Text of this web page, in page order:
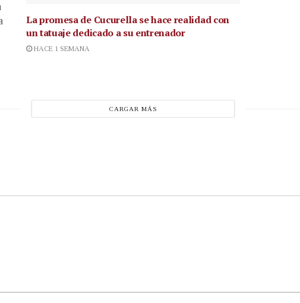
La promesa de Cucurella se hace realidad con
un tatuaje dedicado a su entrenador
HACE 1 SEMANA
CARGAR MÁS